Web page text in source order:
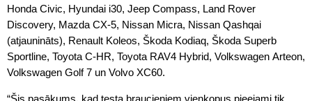
Honda Civic, Hyundai i30, Jeep Compass, Land Rover
Discovery, Mazda CX-5, Nissan Micra, Nissan Qashqai
(atjaunināts), Renault Koleos, Škoda Kodiaq, Škoda Superb
Sportline, Toyota C-HR, Toyota RAV4 Hybrid, Volkswagen Arteon,
Volkswagen Golf 7 un Volvo XC60.
“Šis pasākums, kad testa braucieniem vienkopus pieejami tik